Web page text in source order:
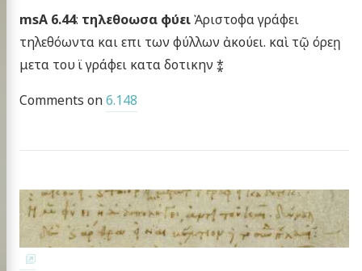
msA 6.44: τηλεθοωσα φύειἈριστοφα γράφει
τηλεθόωντα και επι των φύλλων ἀκούει. καὶ τῷ όρεῃ
μετα του ϊ γράφει κατα δοτικην ⁑
Comments on6.148